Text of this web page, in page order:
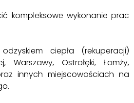
kompleksowe wykonanie prac
ciepła (rekuperacji)
Warszawy, Ostrołęki, Łomży,
innych miejscowościach na